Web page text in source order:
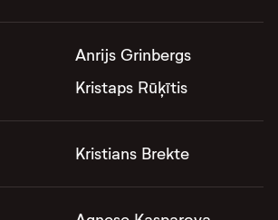
Anrijs Grinbergs
Kristaps Rūķītis
Kristians Brekte